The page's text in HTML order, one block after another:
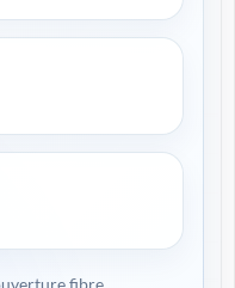
fibre